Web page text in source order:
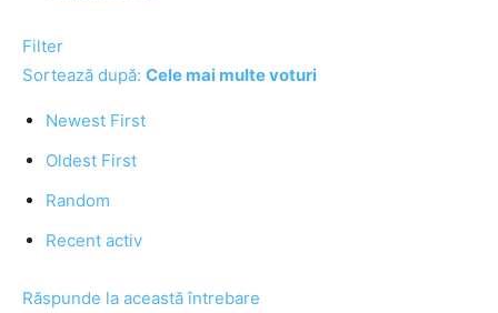
Filter
Sortează după: Cele mai multe voturi
Newest First
Oldest First
Random
Recent activ
Răspunde la această întrebare